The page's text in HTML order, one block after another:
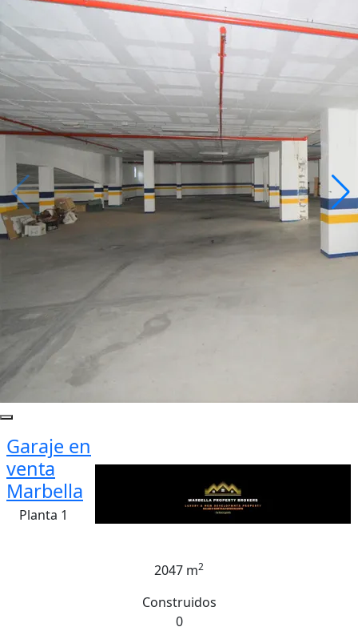
Garaje en
venta
Marbella
Planta 1
2047 m2
Construidos
0